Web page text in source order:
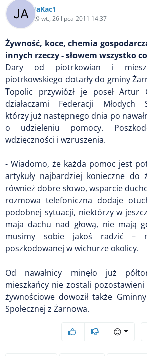
JaKac1
wt., 26 lipca 2011 14:37
Żywność, koce, chemia
innych rzeczy - słowem wszystko
Dary od piotrkowian i
piotrkowskiego dotarły do gminy
Topolic przywiózł je poseł Artur
działaczami Federacji Młodych
którzy już następnego dnia po
o udzieleniu pomocy.
wdzięczności i wzruszenia.
- Wiadomo, że każda pomoc jest
artykuły najbardziej konieczne do
również dobre słowo, wsparcie
rozmowa telefoniczna dodaje
podobnej sytuacji, niektórzy w
maja dachu nad głową, nie mają
musimy sobie jakoś radzić –
poszkodowanej w wichurze okolicy.
Od nawałnicy minęło już
mieszkańcy nie zostali pozostawieni
żywnościowe dowoził także
Społecznej z Żarnowa.
😊